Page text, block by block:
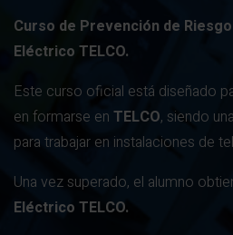
Curso de Prevención de
Eléctrico TELCO.
Este curso oficial está diseñado
en formarse en TELCO, siendo
para trabajar en instalaciones de
Una vez superado, el alumno
Eléctrico TELCO.